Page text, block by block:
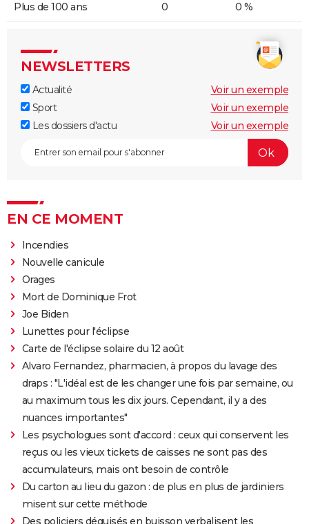
Plus de 100 ans 0 0 %
NEWSLETTERS
Actualité
Voir un exemple
Sport
Voir un exemple
Les dossiers d'actu
Voir un exemple
EN CE MOMENT
Incendies
Nouvelle canicule
Orages
Mort de Dominique Frot
Joe Biden
Lunettes pour l'éclipse
Carte de l'éclipse solaire du 12 août
Alvaro Fernandez, pharmacien, à propos du lavage des
draps : "L'idéal est de les changer une fois par semaine, ou
au maximum tous les dix jours. Cependant, il y a des
nuances importantes"
Les psychologues sont d'accord : ceux qui conservent les
reçus ou les vieux tickets de caisses ne sont pas des
accumulateurs, mais ont besoin de contrôle
Du carton au lieu du gazon : de plus en plus de jardiniers
misent sur cette méthode
Des policiers déguisés en buisson verbalisent les